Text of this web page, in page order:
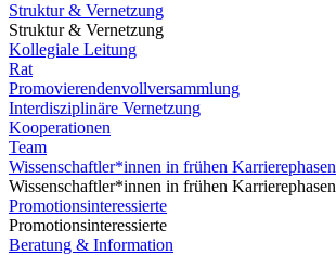
Struktur & Vernetzung
Struktur & Vernetzung
Kollegiale Leitung
Rat
Promovierendenvollversammlung
Interdisziplinäre Vernetzung
Kooperationen
Team
Wissenschaftler*innen in frühen Karrierephasen
Wissenschaftler*innen in frühen Karrierephasen
Promotionsinteressierte
Promotionsinteressierte
Beratung & Information